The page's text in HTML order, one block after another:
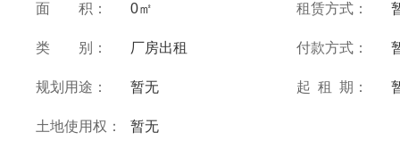
面 积： 0㎡ 租赁方式：
类 别： 厂房出租 付款方式：
规划用途： 暂无 起 租 期：
土地使用权： 暂无